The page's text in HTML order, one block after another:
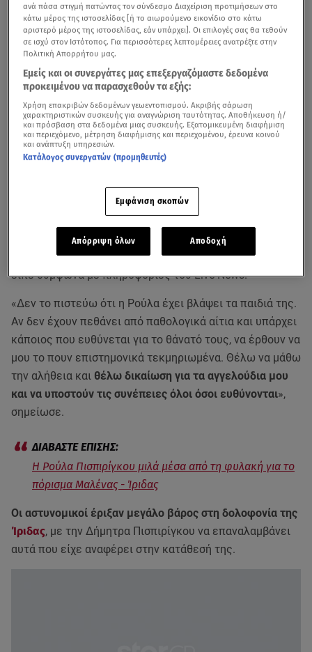
«Ακόμα και τώρα είμαι 1.000.000% πεπεισμένη ότι η
Δήμητρα Πισπιρίγκουστην κατάθεσή της στη
βράδυ της Τρίτης, η οποία κράτησε πάνω από 9 ώρες.
«Δεν υπήρχε περίπτωση να πειράξει τα παιδιά, γιατί
έβλεπα πως ήταν απέναντί τους και πώς τα κοιτούσε»,
είπε σύμφωνα με πληροφορίες του Live News.
«Δεν το πιστεύω ότι η Ρούλα έχει βλάψει τα παιδιά της.
Αν δεν έχουν πεθάνει από παθολογικά αίτια και υπάρχει
κάποιος που ευθύνεται για το θάνατό τους, να έρθουν να
μου το πουν επιστημονικά τεκμηριωμένα. Θέλω να μάθω
την αλήθεια και θέλω δικαίωση για τα αγγελούδια μου
και να υποστούν τις συνέπειες όλοι όσοι ευθύνονται»,
σημείωσε.
Η Ρούλα Πισπιρίγκου μιλά μέσα από τη φυλακή για το
πόρισμα Μαλένας - Ίριδας
Οι αστυνομικοί έριξαν μεγάλο βάρος στη δολοφονία της
Ίριδας, με την Δήμητρα Πισπιρίγκου να επαναλαμβάνει
αυτά που είχε αναφέρει στην κατάθεσή της.
ανά πάσα στιγμή πατώντας τον σύνδεσμο Διαχείριση προτιμήσεων στο
κάτω μέρος της ιστοσελίδας [ή το αιωρούμενο εικονίδιο στο κάτω
αριστερό μέρος της ιστοσελίδας, εάν υπάρχει]. Οι επιλογές σας θα τεθούν
σε ισχύ στον Ιστότοπος. Για περισσότερες λεπτομέρειες ανατρέξτε στην
Πολιτική Απορρήτου μας.
Εμείς και οι συνεργάτες μας επεξεργαζόμαστε δεδομένα
προκειμένου να παρασχεθούν τα εξής:
Χρήση επακριβών δεδομένων γεωεντοπισμού. Ακριβής σάρωση
χαρακτηριστικών συσκευής για αναγνώριση ταυτότητας. Αποθήκευση ή/
και πρόσβαση στα δεδομένα μιας συσκευής. Εξατομικευμένη διαφήμιση
και περιεχόμενο, μέτρηση διαφήμισης και περιεχομένου, έρευνα κοινού
και ανάπτυξη υπηρεσιών.
Κατάλογος συνεργατών (προμηθευτές)
Εμφάνιση σκοπών
Απόρριψη όλων Αποδοχή